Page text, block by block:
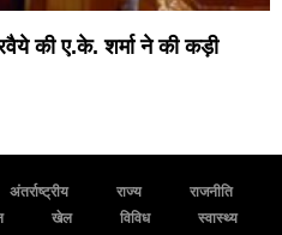
की ए.के. शर्मा ने की कड़ी
अंतर्राष्ट्रीय राज्य
राजनीति
खेल विविध
स्वास्थ्य